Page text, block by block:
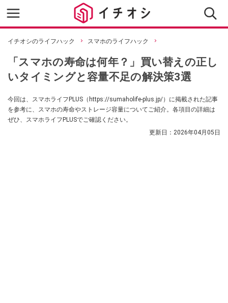
イチオシのライフハック スマホのライフハック
「スマホの寿命は何年？」買い替えの正し
いタイミングと容量不足の解決策3選
今回は、スマホライフPLUS（https://sumaholife-plus.jp/）に掲載された記事
を参考に、スマホの寿命やストレージ容量についてご紹介。各項目の詳細は
ぜひ、スマホライフPLUSでご確認ください。
更新日： 2026年04月05日